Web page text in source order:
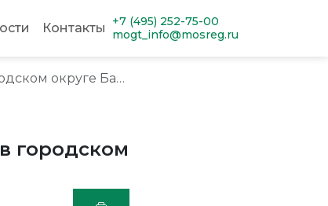
Контакты
+7 (495) 252-75-00
mogt_info@mosreg.ru
округе Балашиха
городском